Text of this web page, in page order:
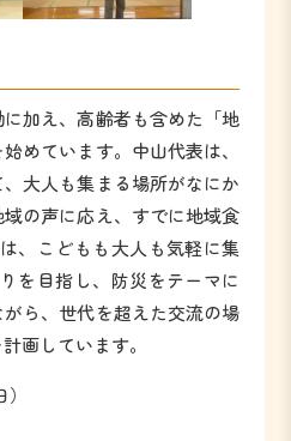
加え、高齢者も含めた「地
めています。中山代表は、
、大人も集まる場所がなにか
の声に応え、すでに地域食
、こどもも大人も気軽に集
を目指し、防災をテーマに
ら、世代を超えた交流の場
画しています。